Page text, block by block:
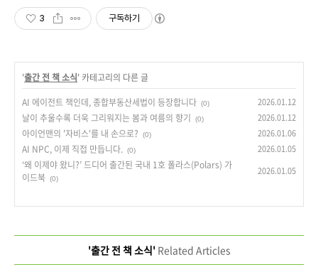
3 구독하기
'출간 전 책 소식' 카테고리의 다른 글
AI 에이전트 책인데, 종합부동산세법이 등장합니다 (0) 2026.01.12
날이 추울수록 더욱 그리워지는 봄과 여름의 향기 (0) 2026.01.12
아이언맨의 '자비스'를 내 손으로? (0) 2026.01.06
AI NPC, 이제 직접 만듭니다. (0) 2026.01.05
‘왜 이제야 왔니?’ 드디어 출간된 국내 1호 폴라스(Polars) 가
이드북 (0)
2026.01.05
'출간 전 책 소식'Related Articles